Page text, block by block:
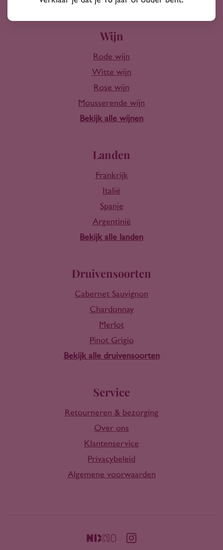
Wijn
Rode wijn
Witte wijn
Rose wijn
Mousserende wijn
Bekijk alle wijnen
Landen
Frankrijk
Italië
Spanje
Argentinië
Bekijk alle landen
Druivensoorten
Cabernet Sauvignon
Chardonnay
Merlot
Pinot Grigio
Bekijk alle druivensoorten
Service
Retourneren & bezorging
Over ons
Klantenservice
Privacybeleid
Algemene voorwaarden